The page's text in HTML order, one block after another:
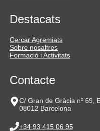
Destacats
Cercar Agremiats
Sobre nosaltres
Formació i Activitats
Contacte
C/ Gran de Gràcia nº 69,
08012 Barcelona
+34 93 415 06 95